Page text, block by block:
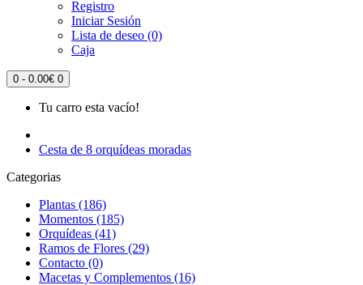
Registro
Iniciar Sesión
Lista de deseo (0)
Caja
0 - 0.00€ 0
Tu carro esta vacío!
Cesta de 8 orquídeas moradas
Categorias
Plantas (186)
Momentos (185)
Orquídeas (41)
Ramos de Flores (29)
Contacto (0)
Macetas y Complementos (16)